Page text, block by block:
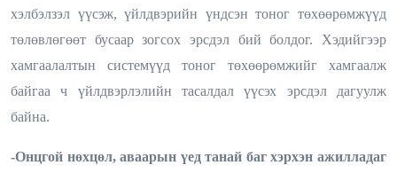
хэлбэлзэл үүсэж, үйлдвэрийн үндсэн тоног төхөөрөмжүүд
төлөвлөгөөт бусаар зогсох эрсдэл бий болдог. Хэдийгээр
хамгаалалтын системүүд тоног төхөөрөмжийг хамгаалж
байгаа ч үйлдвэрлэлийн тасалдал үүсэх эрсдэл дагуулж
байна.
-Онцгой нөхцөл, аваарын үед танай баг хэрхэн ажилладаг